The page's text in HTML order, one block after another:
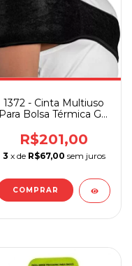
1372 - Cinta Multiuso
Para Bolsa Térmica Gel
Ombros
R$201,00
3 x de R$67,00 sem juros